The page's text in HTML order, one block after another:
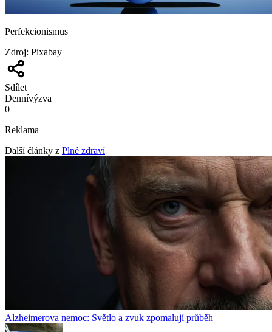
Perfekcionismus
Zdroj: Pixabay
Sdílet
Dennívýzva
0
Reklama
Další články z Plné zdraví
Alzheimerova nemoc: Světlo a zvuk zpomalují průběh